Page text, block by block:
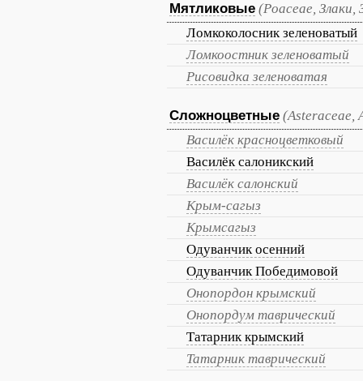
Мятликовые (Poaceae, Злаки,
Ломкоколосник зеленоватый
Ломкоостник зеленоватый
Рисовидка зеленоватая
Сложноцветные (Asteraceae,
Василёк красноцветковый
Василёк салоникский
Василёк салонский
Крым-сагыз
Крымсагыз
Одуванчик осенний
Одуванчик Победимовой
Онопордон крымский
Онопордум таврический
Татарник крымский
Татарник таврический